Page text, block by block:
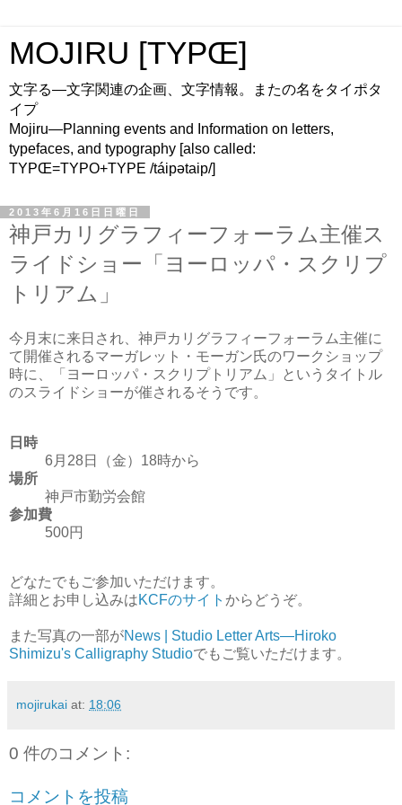
MOJIRU [TYPŒ]
文字る—文字関連の企画、文字情報。またの名をタイポタ
イプ
Mojiru—Planning events and Information on letters,
typefaces, and typography [also called:
TYPŒ=TYPO+TYPE /táipətaip/]
2013年6月16日日曜日
神戸カリグラフィーフォーラム主催ス
ライドショー「ヨーロッパ・スクリプ
トリアム」
今月末に来日され、神戸カリグラフィーフォーラム主催に
て開催されるマーガレット・モーガン氏のワークショップ
時に、「ヨーロッパ・スクリプトリアム」というタイトル
のスライドショーが催されるそうです。
日時
6月28日（金）18時から
場所
神戸市勤労会館
参加費
500円
どなたでもご参加いただけます。
詳細とお申し込みはKCFのサイト からどうぞ。
また写真の一部がNews | Studio Letter Arts—Hiroko
Shimizu's Calligraphy Studioでもご覧いただけます。
mojirukai at: 18:06
0 件のコメント:
コメントを投稿